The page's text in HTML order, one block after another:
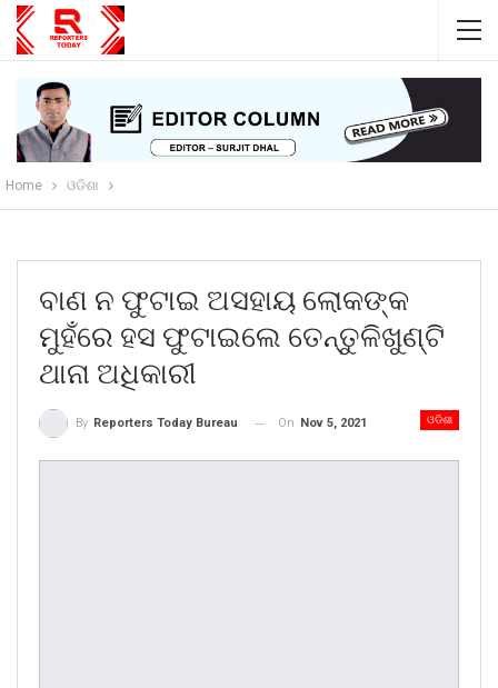
Home ଓଡିଶା
ବାଣ ନ ଫୁଟାଇ ଅସହାୟ ଲୋକଙ୍କ
ମୁହଁରେ ହସ ଫୁଟାଇଲେ ତେନ୍ତୁଳିଖୁଣ୍ଟି
ଥାନା ଅଧିକାରୀ
ଓଡିଶା
By Reporters Today Bureau On Nov 5, 2021